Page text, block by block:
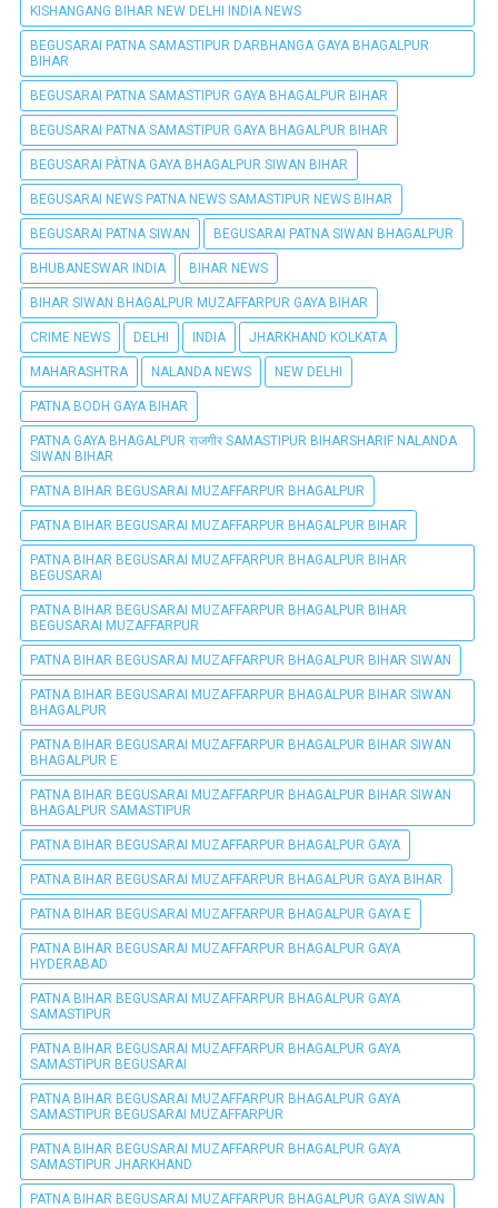
KISHANGANG BIHAR NEW DELHI INDIA NEWS
BEGUSARAI PATNA SAMASTIPUR DARBHANGA GAYA BHAGALPUR
BIHAR
BEGUSARAI PATNA SAMASTIPUR GAYA BHAGALPUR BIHAR
BEGUSARAI PATNA SAMASTIPUR GAYA BHAGALPUR BIHAR
BEGUSARAI PÀTNA GAYA BHAGALPUR SIWAN BIHAR
BEGUSARAI NEWS PATNA NEWS SAMASTIPUR NEWS BIHAR
BEGUSARAI PATNA SIWAN BEGUSARAI PATNA SIWAN BHAGALPUR
BHUBANESWAR INDIA BIHAR NEWS
BIHAR SIWAN BHAGALPUR MUZAFFARPUR GAYA BIHAR
CRIME NEWS DELHI INDIA JHARKHAND KOLKATA
MAHARASHTRA NALANDA NEWS NEW DELHI
PATNA BODH GAYA BIHAR
PATNA GAYA BHAGALPUR राजगीर SAMASTIPUR BIHARSHARIF NALANDA
SIWAN BIHAR
PATNA BIHAR BEGUSARAI MUZAFFARPUR BHAGALPUR
PATNA BIHAR BEGUSARAI MUZAFFARPUR BHAGALPUR BIHAR
PATNA BIHAR BEGUSARAI MUZAFFARPUR BHAGALPUR BIHAR
BEGUSARAI
PATNA BIHAR BEGUSARAI MUZAFFARPUR BHAGALPUR BIHAR
BEGUSARAI MUZAFFARPUR
PATNA BIHAR BEGUSARAI MUZAFFARPUR BHAGALPUR BIHAR SIWAN
PATNA BIHAR BEGUSARAI MUZAFFARPUR BHAGALPUR BIHAR SIWAN
BHAGALPUR
PATNA BIHAR BEGUSARAI MUZAFFARPUR BHAGALPUR BIHAR SIWAN
BHAGALPUR E
PATNA BIHAR BEGUSARAI MUZAFFARPUR BHAGALPUR BIHAR SIWAN
BHAGALPUR SAMASTIPUR
PATNA BIHAR BEGUSARAI MUZAFFARPUR BHAGALPUR GAYA
PATNA BIHAR BEGUSARAI MUZAFFARPUR BHAGALPUR GAYA BIHAR
PATNA BIHAR BEGUSARAI MUZAFFARPUR BHAGALPUR GAYA E
PATNA BIHAR BEGUSARAI MUZAFFARPUR BHAGALPUR GAYA
HYDERABAD
PATNA BIHAR BEGUSARAI MUZAFFARPUR BHAGALPUR GAYA
SAMASTIPUR
PATNA BIHAR BEGUSARAI MUZAFFARPUR BHAGALPUR GAYA
SAMASTIPUR BEGUSARAI
PATNA BIHAR BEGUSARAI MUZAFFARPUR BHAGALPUR GAYA
SAMASTIPUR BEGUSARAI MUZAFFARPUR
PATNA BIHAR BEGUSARAI MUZAFFARPUR BHAGALPUR GAYA
SAMASTIPUR JHARKHAND
PATNA BIHAR BEGUSARAI MUZAFFARPUR BHAGALPUR GAYA SIWAN